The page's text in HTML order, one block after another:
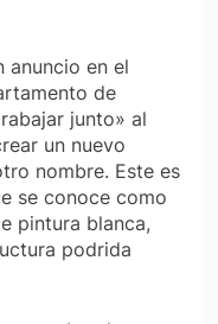
anuncio en el
de
junto» al
un nuevo
nombre. Este es
se conoce como
pintura blanca,
podrida